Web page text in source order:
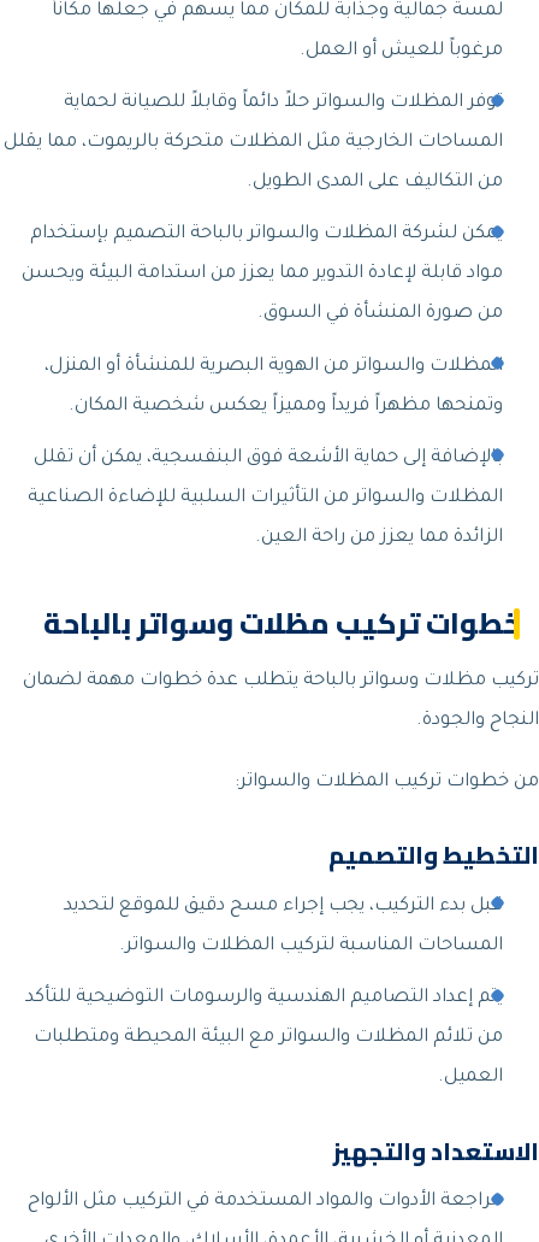
لمسة جمالية وجذابة للمكان مما يسهم في جعلها مكاناً
مرغوباً للعيش أو العمل.
توفر المظلات والسواتر حلاً دائماً وقابلاً للصيانة لحماية
المساحات الخارجية مثل المظلات متحركة بالريموت، مما يقلل
من التكاليف على المدى الطويل.
يمكن لشركة المظلات والسواتر بالباحة التصميم بإستخدام
مواد قابلة لإعادة التدوير مما يعزز من استدامة البيئة ويحسن
من صورة المنشأة في السوق.
المظلات والسواتر من الهوية البصرية للمنشأة أو المنزل،
وتمنحها مظهراً فريداً ومميزاً يعكس شخصية المكان.
بالإضافة إلى حماية الأشعة فوق البنفسجية، يمكن أن تقلل
المظلات والسواتر من التأثيرات السلبية للإضاءة الصناعية
الزائدة مما يعزز من راحة العين.
خطوات تركيب مظلات وسواتر بالباحة
تركيب مظلات وسواتر بالباحة يتطلب عدة خطوات مهمة لضمان
النجاح والجودة.
من خطوات تركيب المظلات والسواتر:
التخطيط والتصميم
قبل بدء التركيب، يجب إجراء مسح دقيق للموقع لتحديد
المساحات المناسبة لتركيب المظلات والسواتر.
يتم إعداد التصاميم الهندسية والرسومات التوضيحية للتأكد
من تلائم المظلات والسواتر مع البيئة المحيطة ومتطلبات
العميل.
الاستعداد والتجهيز
مراجعة الأدوات والمواد المستخدمة في التركيب مثل الألواح